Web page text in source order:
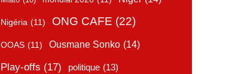
Nigéria (11) ONG CAFE (22)
OOAS (11) Ousmane Sonko (14)
Play-offs (17) politique (13)